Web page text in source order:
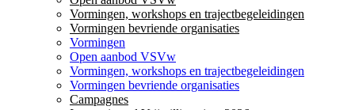
Vormingen, workshops en trajectbegeleidingen
Vormingen bevriende organisaties
Vormingen
Open aanbod VSVw
Vormingen, workshops en trajectbegeleidingen
Vormingen bevriende organisaties
Campagnes